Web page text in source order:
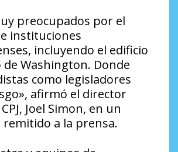
preocupados por el
instituciones
incluyendo el edificio
de Washington. Donde
como legisladores
afirmó el director
Joel Simon, en un
remitido a la prensa.